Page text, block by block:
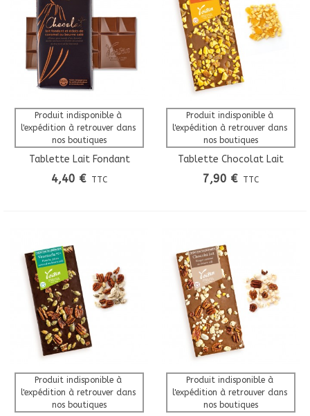
Produit indisponible à
l'expédition à retrouver dans
nos boutiques
Tablette Lait Fondant
Éclats De Caramel
4,40 € TTC
Produit indisponible à
l'expédition à retrouver dans
nos boutiques
Tablette Chocolat Lait
Passion Abricot Création
Gourmande
7,90 € TTC
Produit indisponible à
l'expédition à retrouver dans
nos boutiques
Produit indisponible à
l'expédition à retrouver dans
nos boutiques